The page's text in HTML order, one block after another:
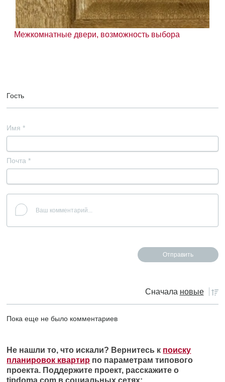
Межкомнатные двери, возможность выбора
Гость
Имя *
Почта *
Сначала новые
Пока еще не было комментариев
Не нашли то, что искали? Вернитесь к поиску
планировок квартир по параметрам типового
проекта. Поддержите проект, расскажите о
tipdoma.com в социальных сетях: